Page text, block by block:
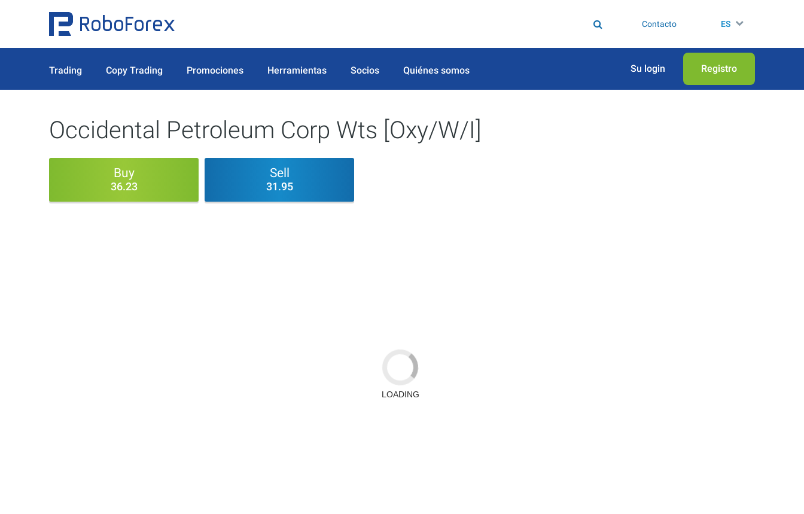
Contacto ES
Trading Copy Trading Promociones Herramientas Socios Quiénes somos Su login Registro
Occidental Petroleum Corp Wts [Oxy/W/I]
Buy
36.23
Sell
31.95